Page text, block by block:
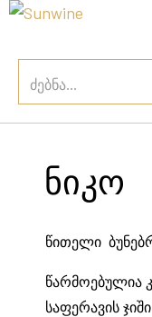
SEARCH
FOR:
ნიკო
წითელი
წარმოებულია
საფერავის